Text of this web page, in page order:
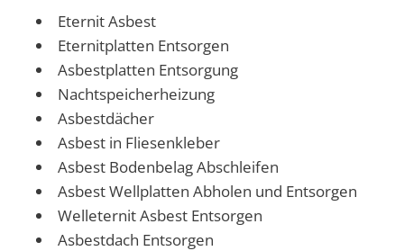
Eternit Asbest
Eternitplatten Entsorgen
Asbestplatten Entsorgung
Nachtspeicherheizung
Asbestdächer
Asbest in Fliesenkleber
Asbest Bodenbelag Abschleifen
Asbest Wellplatten Abholen und Entsorgen
Welleternit Asbest Entsorgen
Asbestdach Entsorgen